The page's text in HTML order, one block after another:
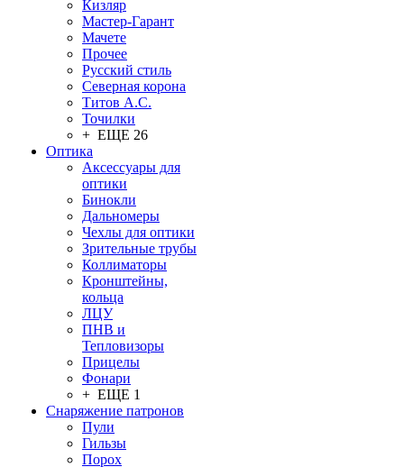
Кизляр
Мастер-Гарант
Мачете
Прочее
Русский стиль
Северная корона
Титов А.С.
Точилки
+ ЕЩЕ 26
Оптика
Аксессуары для
оптики
Бинокли
Дальномеры
Чехлы для оптики
Зрительные трубы
Коллиматоры
Кронштейны,
кольца
ЛЦУ
ПНВ и
Тепловизоры
Прицелы
Фонари
+ ЕЩЕ 1
Снаряжение патронов
Пули
Гильзы
Порох